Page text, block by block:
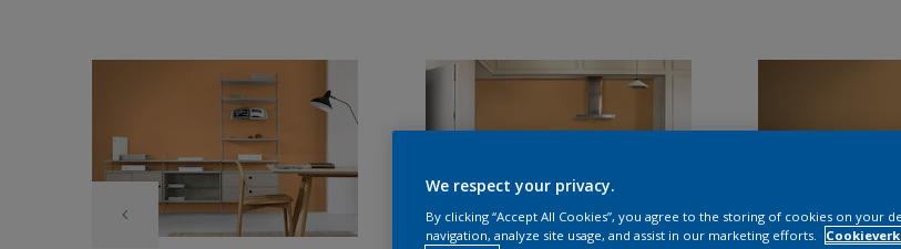
We respect your privacy.
By clicking “Accept All Cookies”, you agree to the storing of cookies on your
navigation, analyze site usage, and assist in our marketing efforts.